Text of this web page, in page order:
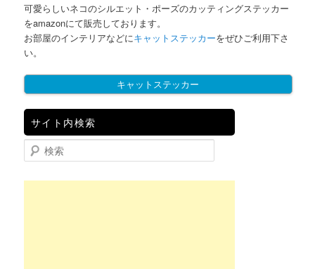
可愛らしいネコのシルエット・ポーズのカッティングステッカー
をamazonにて販売しております。
お部屋のインテリアなどにキャットステッカーをぜひご利用下さ
い。
キャットステッカー
サイト内検索
検索